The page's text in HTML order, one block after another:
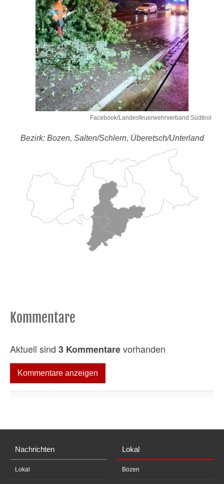
Facebook/Landesfeuerwehrverband Südtirol
Bezirk: Bozen, Salten/Schlern, Überetsch/Unterland
Kommentare
Aktuell sind 3 Kommentarevorhanden
Kommentare anzeigen
Nachrichten
Lokal
Lokal
Bozen